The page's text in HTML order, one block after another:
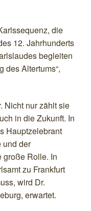
die
12. Jahrhunderts
begleiten
des Altertums“,
Nicht nur zählt sie
in die Zukunft. In
Hauptzelebrant
und der
große Rolle. In
zu Frankfurt
wird Dr.
erwartet.